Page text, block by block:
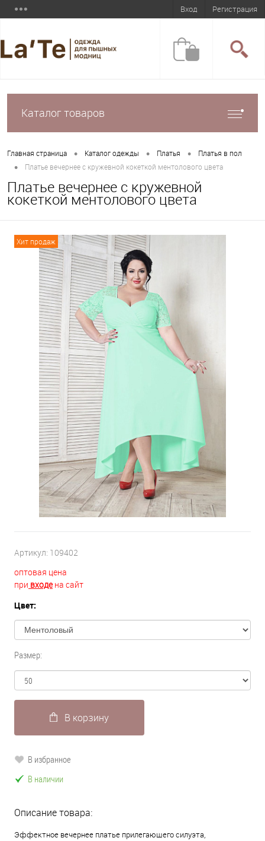
Вход Регистрация
Каталог товаров
Главная страница • Каталог одежды • Платья • Платья в пол
• Платье вечернее с кружевной кокеткой ментолового цвета
Платье вечернее с кружевной
кокеткой ментолового цвета
Хит продаж
Артикул: 109402
оптовая цена
при входена сайт
Цвет:
Размер:
В корзину
В избранное
В наличии
Описание товара:
Эффектное вечернее платье прилегающего силуэта,